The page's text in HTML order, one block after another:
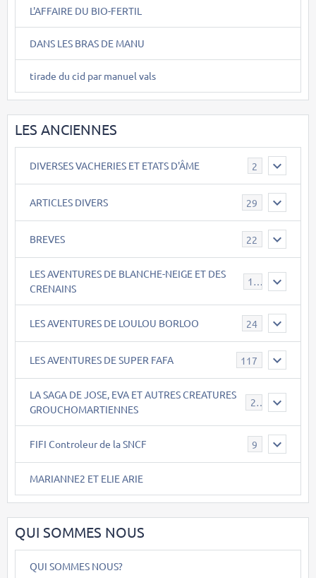
L'AFFAIRE DU BIO-FERTIL
DANS LES BRAS DE MANU
tirade du cid par manuel vals
LES ANCIENNES
DIVERSES VACHERIES ET ETATS D'ÂME 2
ARTICLES DIVERS 29
BREVES 22
LES AVENTURES DE BLANCHE-NEIGE ET DES
CRENAINS
17
LES AVENTURES DE LOULOU BORLOO 24
LES AVENTURES DE SUPER FAFA 117
LA SAGA DE JOSE, EVA ET AUTRES CREATURES
GROUCHOMARTIENNES
26
FIFI Controleur de la SNCF 9
MARIANNE2 ET ELIE ARIE
QUI SOMMES NOUS
QUI SOMMES NOUS?